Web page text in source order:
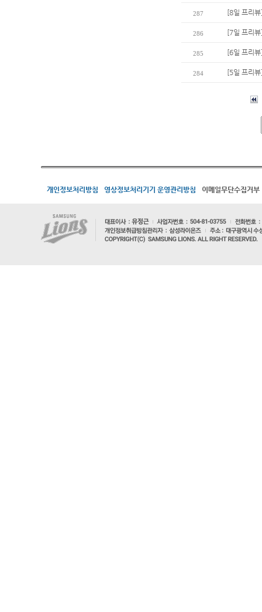
287 [8일 프리
286 [7일 프리
285 [6일 프리
284 [5일 프리
개인정보처리방침 영상정보처리기기 운영관리방침 이메일무단수집거부